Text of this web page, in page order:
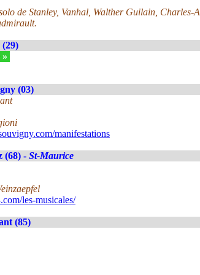
de Stanley, Vanhal, Walther Guilain, Charles-
(29)
»
(03)
manifestations
(68) - St-Maurice
les-musicales/
(85)